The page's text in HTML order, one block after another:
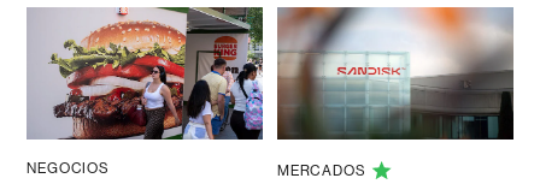
NEGOCIOS MERCADOS